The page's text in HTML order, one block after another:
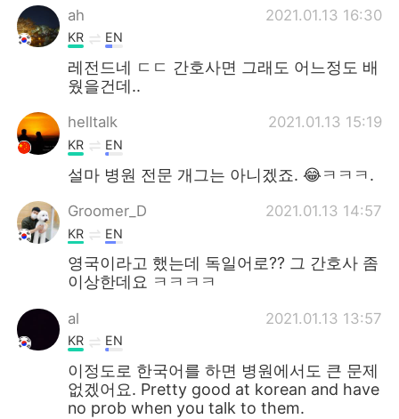
ah 2021.01.13 16:30
KR EN
레전드네 ㄷㄷ 간호사면 그래도 어느정도 배
웠을건데..
helltalk 2021.01.13 15:19
KR EN
설마 병원 전문 개그는 아니겠죠. 😂ㅋㅋㅋ.
Groomer_D 2021.01.13 14:57
KR EN
영국이라고 했는데 독일어로?? 그 간호사 좀
이상한데요 ㅋㅋㅋㅋ
al 2021.01.13 13:57
KR EN
이정도로 한국어를 하면 병원에서도 큰 문제
없겠어요. Pretty good at korean and have
no prob when you talk to them.